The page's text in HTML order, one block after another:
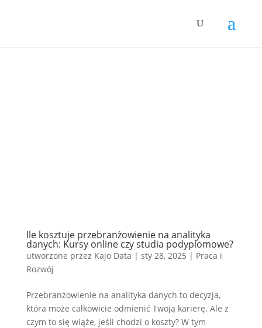
Ile kosztuje przebranżowienie na analityka
danych: Kursy online czy studia podyplomowe?
utworzone przez Kajo Data | sty 28, 2025 | Praca i
Rozwój
Przebranżowienie na analityka danych to decyzja,
która może całkowicie odmienić Twoją karierę. Ale z
czym to się wiąże, jeśli chodzi o koszty? W tym